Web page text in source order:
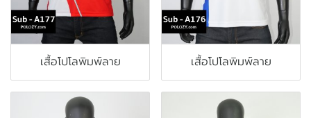
เสื้อโปโลพิมพ์ลาย เสื้อโปโลพิมพ์ลาย